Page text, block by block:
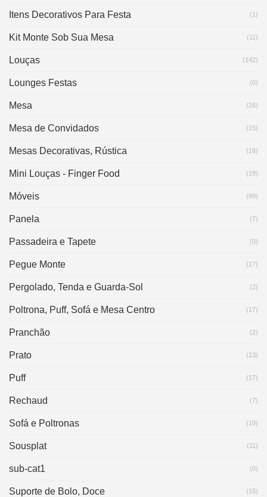
Itens Decorativos Para Festa (1)
Kit Monte Sob Sua Mesa (11)
Louças (142)
Lounges Festas (0)
Mesa (26)
Mesa de Convidados (15)
Mesas Decorativas, Rústica (16)
Mini Louças - Finger Food (19)
Móveis (99)
Panela (7)
Passadeira e Tapete (0)
Pegue Monte (17)
Pergolado, Tenda e Guarda-Sol (2)
Poltrona, Puff, Sofá e Mesa Centro (17)
Pranchão (2)
Prato (13)
Puff (17)
Rechaud (7)
Sofá e Poltronas (10)
Sousplat (11)
sub-cat1 (0)
Suporte de Bolo, Doce (15)